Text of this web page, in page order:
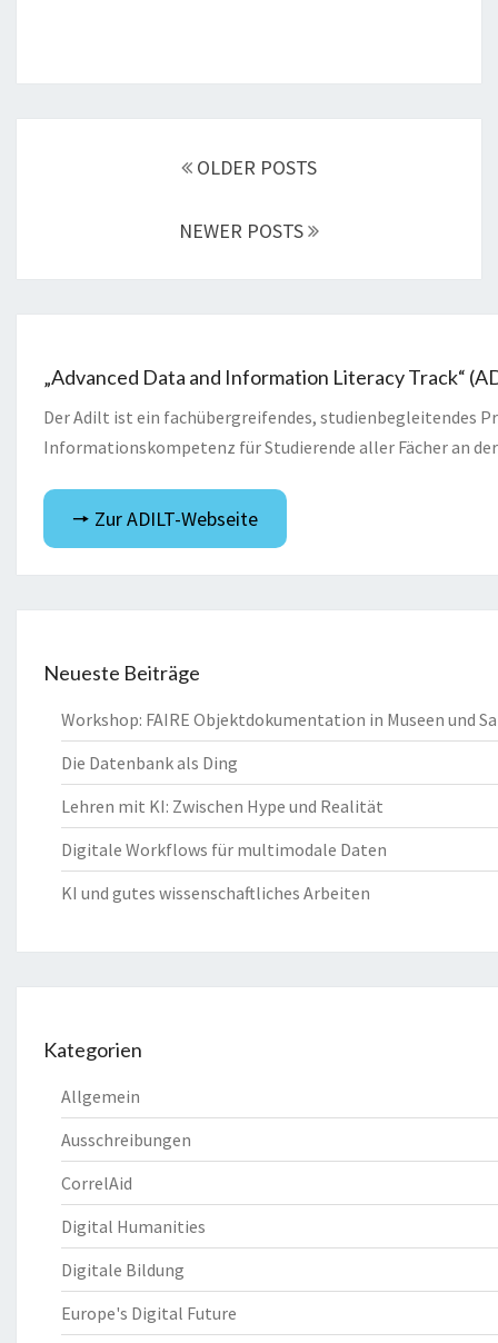
OLDER POSTS
NEWER POSTS
„Advanced Data and Information Literacy Track“
Der Adilt ist ein fachübergreifendes, studienbegleitendes
Informationskompetenz für Studierende aller Fächer an
🠖 Zur ADILT-Webseite
Neueste Beiträge
Workshop: FAIRE Objektdokumentation in Museen und
Die Datenbank als Ding
Lehren mit KI: Zwischen Hype und Realität
Digitale Workflows für multimodale Daten
KI und gutes wissenschaftliches Arbeiten
Kategorien
Allgemein
Ausschreibungen
CorrelAid
Digital Humanities
Digitale Bildung
Europe's Digital Future